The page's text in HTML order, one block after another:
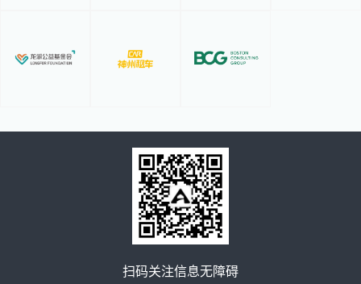
扫码关注信息无障碍